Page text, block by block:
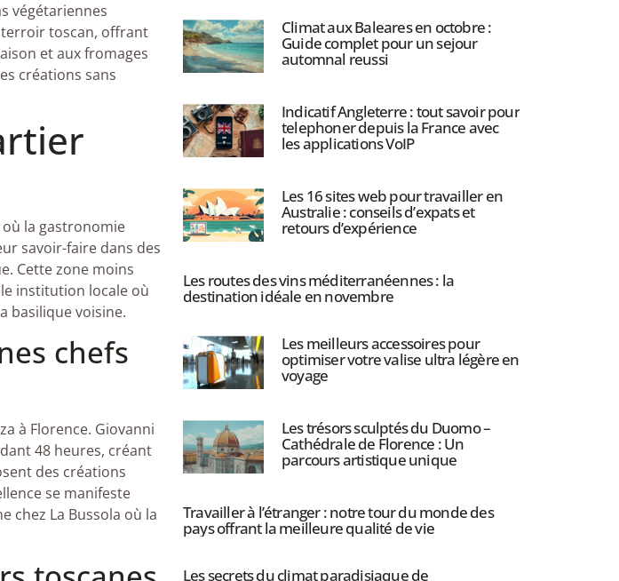
végétariennes
terroir toscan, offrant
et aux fromages
créations sans
la gastronomie
savoir-faire dans des
Cette zone moins
institution locale où
basilique voisine.
chefs
à Florence. Giovanni
48 heures, créant
des créations
se manifeste
chez La Bussola où la
Climat aux Baleares en octobre :
Guide complet pour un sejour
automnal reussi
Indicatif Angleterre : tout savoir pour
telephoner depuis la France avec
les applications VoIP
Les 16 sites web pour travailler en
Australie : conseils d’expats et
retours d’expérience
Les routes des vins méditerranéennes : la
destination idéale en novembre
Les meilleurs accessoires pour
optimiser votre valise ultra légère en
voyage
Les trésors sculptés du Duomo –
Cathédrale de Florence : Un
parcours artistique unique
Travailler à l’étranger : notre tour du monde des
pays offrant la meilleure qualité de vie
Les secrets du climat paradisiaque de